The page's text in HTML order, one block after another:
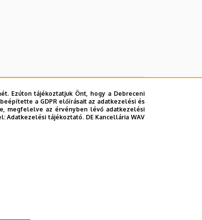
Ezúton tájékoztatjuk Önt, hogy a Debreceni
a GDPR előírásait az adatkezelési és
megfelelve az érvényben lévő adatkezelési
Adatkezelési tájékoztató. DE Kancellária WAV